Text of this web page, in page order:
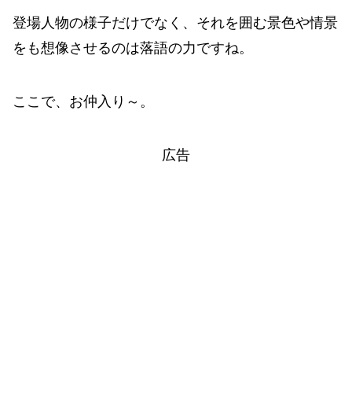
登場人物の様子だけでなく、それを囲む景色や情景
をも想像させるのは落語の力ですね。
ここで、お仲入り～。
広告